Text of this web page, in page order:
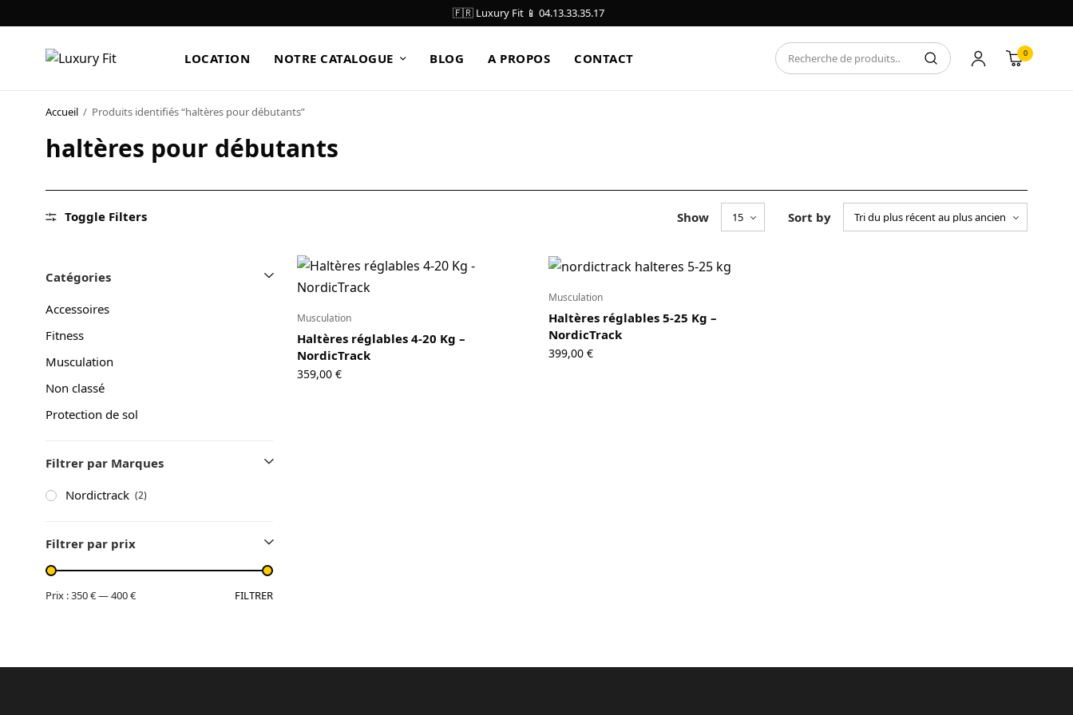
🇫🇷 Luxury Fit 📱 04.13.33.35.17
LOCATION NOTRE CATALOGUE BLOG A PROPOS CONTACT 0
Accueil / Produits identifiés “haltères pour débutants”
haltères pour débutants
Toggle Filters Show Sort by
Catégories
Accessoires
Fitness
Musculation
Non classé
Protection de sol
Filtrer par Marques
Nordictrack (2)
Filtrer par prix
FILTRER
Prix :350 €—400 €
Musculation
Haltères réglables 4-20 Kg –
NordicTrack
359,00 €
Musculation
Haltères réglables 5-25 Kg –
NordicTrack
399,00 €
LOCATION
NOTRE CATALOGUE
CONTACT
Blog
Boutique